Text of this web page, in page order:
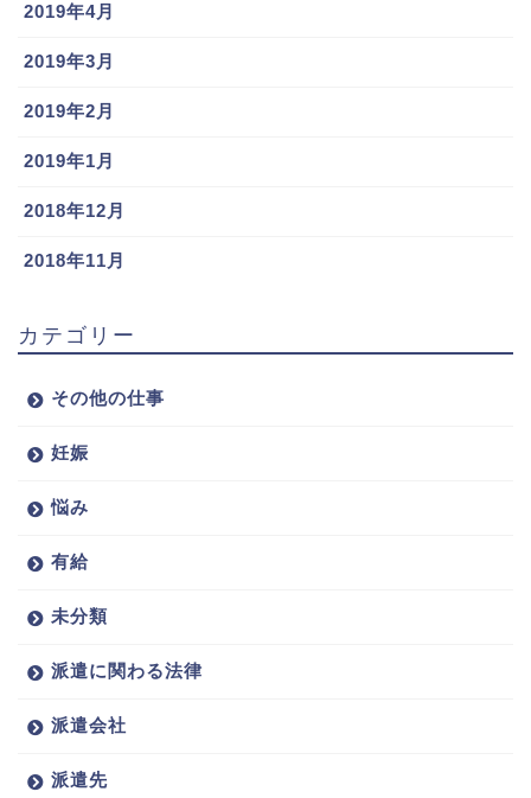
2019年4月
2019年3月
2019年2月
2019年1月
2018年12月
2018年11月
カテゴリー
その他の仕事
妊娠
悩み
有給
未分類
派遣に関わる法律
派遣会社
派遣先